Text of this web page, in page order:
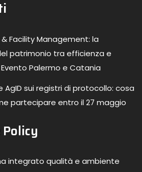
Facility Management: la
patrimonio tra efficienza e
Palermo e Catania
AgID sui registri di protocollo: cosa
partecipare entro il 27 maggio
integrato qualità e ambiente